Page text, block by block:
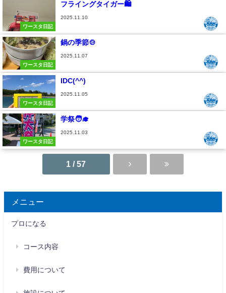
ワースタ日記
フライングタイガー🛍️
2025.11.10
ワースタ日記
鍋の季節🍲
2025.11.07
ワースタ日記
IDC(^^)
2025.11.05
ワースタ日記
学祭🧑‍🎓
2025.11.03
1 / 57
メニュー
プロになる
コース内容
費用について